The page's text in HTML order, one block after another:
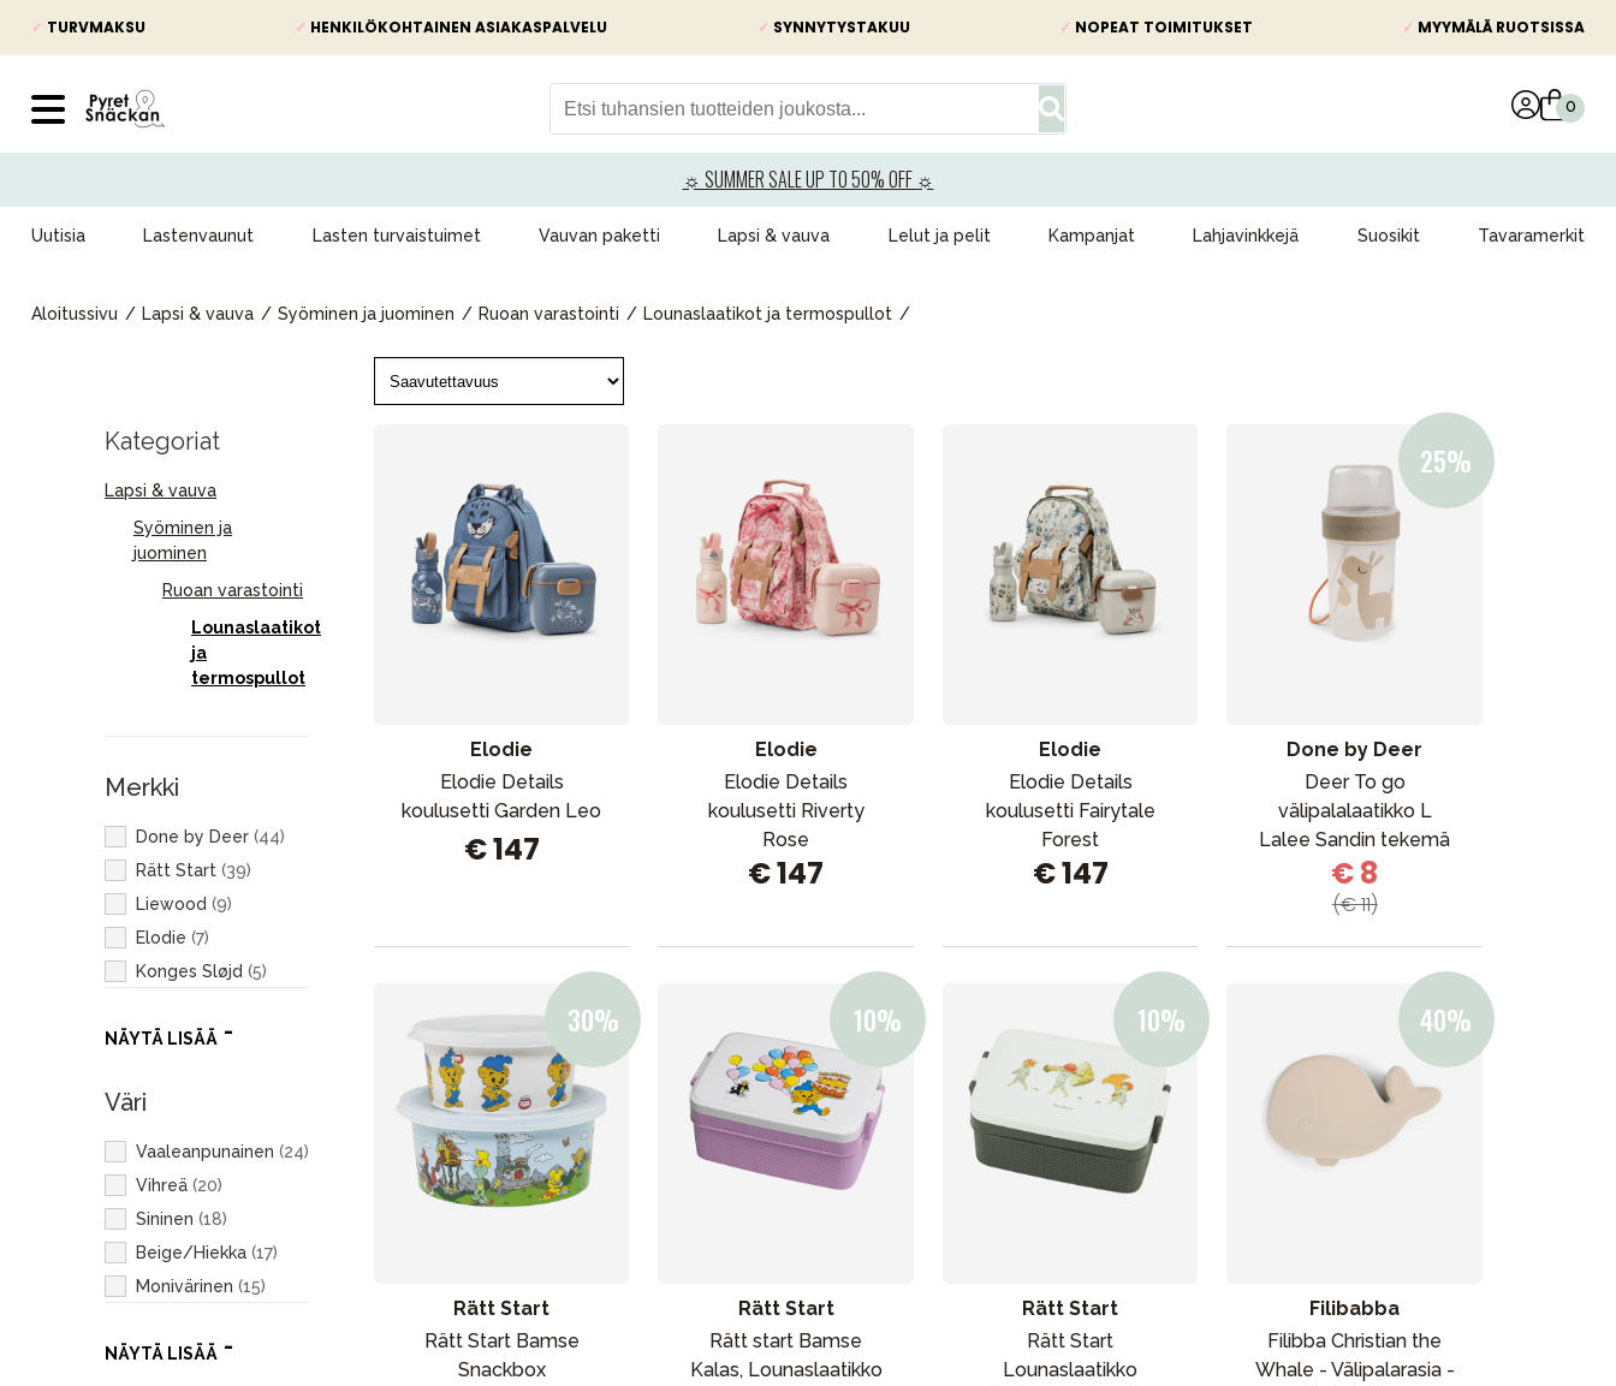
✓ TURVMAKSU ✓ HENKILÖKOHTAINEN ASIAKASPALVELU ✓ SYNNYTYSTAKUU ✓ NOPEAT TOIMITUKSET ✓ MYYMÄLÄ RUOTSISSA
☼ SUMMER SALE UP TO 50% OFF ☼
Uutisia Lastenvaunut Lasten turvaistuimet Vauvan paketti Lapsi & vauva Lelut ja pelit Kampanjat Lahjavinkkejä Suosikit Tavaramerkit
Aloitussivu Lapsi & vauva Syöminen ja juominen Ruoan varastointi Lounaslaatikot ja termospullot
Kategoriat
Lapsi & vauva
Syöminen ja
juominen
Ruoan varastointi
Lounaslaatikot
ja
termospullot
Merkki
Done by Deer (44)
Rätt Start (39)
Liewood (9)
Elodie (7)
Konges Sløjd (5)
Skiphop(1
NÄYTÄ LISÄÄ
Väri
Vaaleanpunainen (24)
Vihreä (20)
Sininen (18)
Beige/Hiekka (17)
Monivärinen (15)
Valkoinen( 3
NÄYTÄ LISÄÄ
Elodie
Elodie Details
koulusetti Garden Leo
€ 147
Elodie
Elodie Details
koulusetti Riverty
Rose
€ 147
Elodie
Elodie Details
koulusetti Fairytale
Forest
€ 147
Done by Deer
Deer To go
välipalalaatikko L
Lalee Sandin tekemä
€ 8
(€ 11)
Rätt Start
Rätt Start Bamse
Snackbox
Rätt Start
Rätt start Bamse
Kalas, Lounaslaatikko
Rätt Start
Rätt Start
Lounaslaatikko
Filibabba
Filibba Christian the
Whale - Välipalarasia -